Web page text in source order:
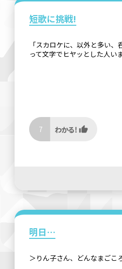
短歌に挑戦!
「スカロケに、以外と多い
って文字でヒヤッとした人い
7
明日…
＞りん子さん、どんなまごこ